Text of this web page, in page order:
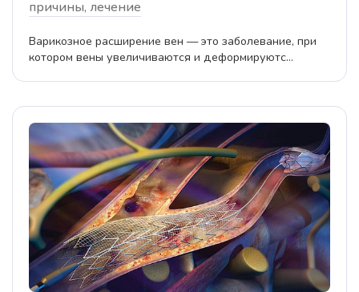
причины, лечение
Варикозное расширение вен — это заболевание, при
котором вены увеличиваются и деформируютс...